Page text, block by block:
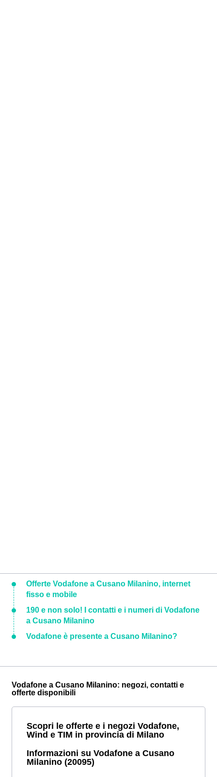
Offerte Vodafone a Cusano Milanino, internet
fisso e mobile
190 e non solo! I contatti e i numeri di Vodafone
a Cusano Milanino
Vodafone è presente a Cusano Milanino?
Vodafone a Cusano Milanino: negozi, contatti e
offerte disponibili
Scopri le offerte e i negozi Vodafone,
Wind e TIM in provincia di Milano
Informazioni su Vodafone a Cusano
Milanino (20095)